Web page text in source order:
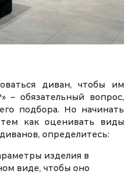
диван, чтобы им
– обязательный вопрос,
подбора. Но начинать
как оценивать виды
определитесь:
изделия в
виде, чтобы оно